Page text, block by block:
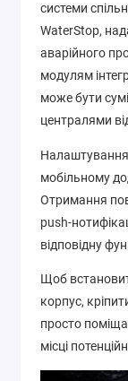
системи
WaterStop,
аварійного
модулям
може бути
централями
мобільному
Отримання
push-
відповідну
Щоб
корпус,
просто
місці